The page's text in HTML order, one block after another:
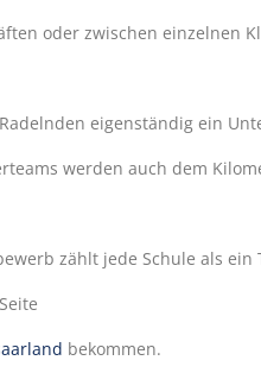
oder zwischen einzelnen
eigenständig ein
werden auch dem
zählt jede Schule als ein
bekommen.